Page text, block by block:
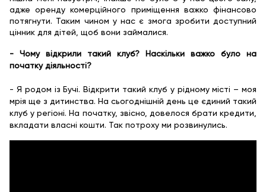
адже оренду комерційного приміщення важко фінансово
потягнути. Таким чином у нас є змога зробити доступний
цінник для дітей, щоб вони займалися.
- Чому відкрили такий клуб? Наскільки важко було на
початку діяльності?
- Я родом із Бучі. Відкрити такий клуб у рідному місті – моя
мрія ще з дитинства. На сьогоднішній день це єдиний такий
клуб у регіоні. На початку, звісно, довелося брати кредити,
вкладати власні кошти. Так потроху ми розвинулись.